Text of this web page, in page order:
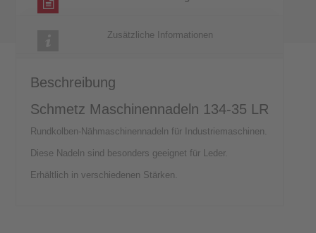
Zusätzliche Informationen
Beschreibung
Schmetz Maschinennadeln 134-35 LR
Rundkolben-Nähmaschinennadeln für Industriemaschinen.
Diese Nadeln sind besonders geeignet für Leder.
Erhältlich in verschiedenen Stärken.